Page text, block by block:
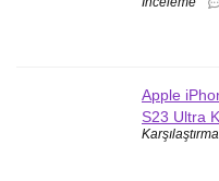
Apple
S23 Ultra
Karşılaştırma